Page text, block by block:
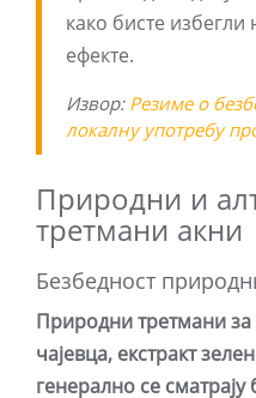
како бисте
ефекте.
Извор: Резиме о
локалну употребу
Природни и
третмани акни
Безбедност
Природни третмани
чајевца, екстракт
генерално се